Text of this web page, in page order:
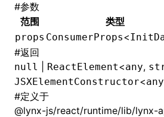
#参数
范围
类型
props ConsumerProps<
#返回
null ReactElement<any,
JSXElementConstructor<any
#定义于
@lynx-js/react/runtime/lib/lynx-